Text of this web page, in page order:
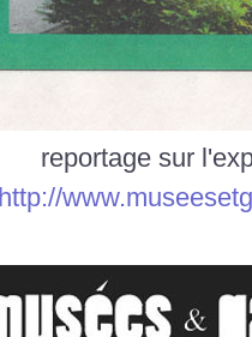
reportage sur
http://